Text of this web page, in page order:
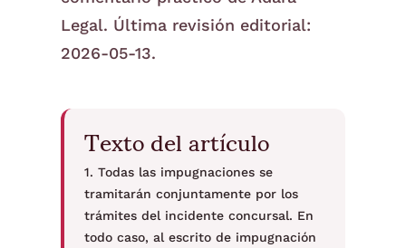
Legal. Última revisión editorial:
2026-05-13.
Texto del artículo
1. Todas las impugnaciones se
tramitarán conjuntamente por los
trámites del incidente concursal. En
todo caso, al escrito de impugnación